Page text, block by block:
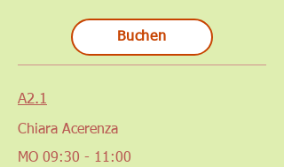
Buchen
A2.1
Chiara Acerenza
MO 09:30 - 11:00